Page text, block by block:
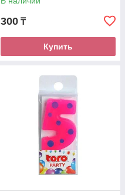
300 ₸
Купить